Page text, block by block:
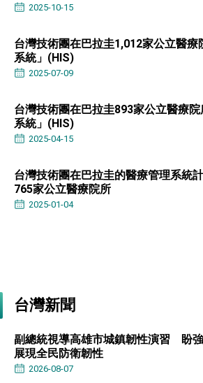
總統主持「守護民主台灣國
總統發表執政周年談話 盼
團結 迎風轉型 穩健前行
外交部重要言論
2025-10-15
台灣技術團在巴拉圭1,012家公立醫療
系統」(HIS)
2025-07-09
台灣技術團在巴拉圭893家公立醫療
系統」(HIS)
2025-04-15
台灣技術團在巴拉圭的醫療管理系統
765家公立醫療院所
2025-01-04
台灣新聞
副總統視導高雄市城鎮韌性演習 盼強
展現全民防衛韌性
2026-08-07